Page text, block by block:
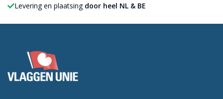
Levering en plaatsing door heel NL & BE